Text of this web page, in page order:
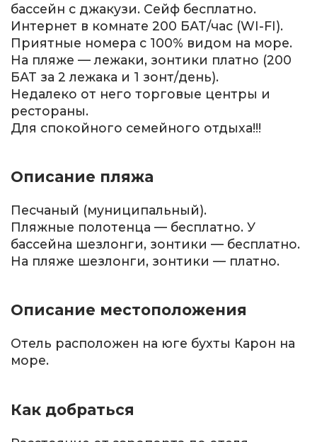
бассейн с джакузи. Сейф бесплатно.
Интернет в комнате 200 БАТ/час (WI-FI).
Приятные номера с 100% видом на море.
На пляже — лежаки, зонтики платно (200
БАТ за 2 лежака и 1 зонт/день).
Недалеко от него торговые центры и
рестораны.
Для спокойного семейного отдыха!!!
Описание пляжа
Песчаный (муниципальный).
Пляжные полотенца — бесплатно. У
бассейна шезлонги, зонтики — бесплатно.
На пляже шезлонги, зонтики — платно.
Описание местоположения
Отель расположен на юге бухты Карон на
море.
Как добраться